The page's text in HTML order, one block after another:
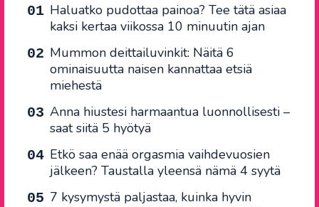
Haluatko pudottaa painoa? Tee tätä asiaa
kaksi kertaa viikossa 10 minuutin ajan
Mummon deittailuvinkit: Näitä 6
ominaisuutta naisen kannattaa etsiä
miehestä
Anna hiustesi harmaantua luonnollisesti –
saat siitä 5 hyötyä
Etkö saa enää orgasmia vaihdevuosien
jälkeen? Taustalla yleensä nämä 4 syytä
7 kysymystä paljastaa, kuinka hyvin